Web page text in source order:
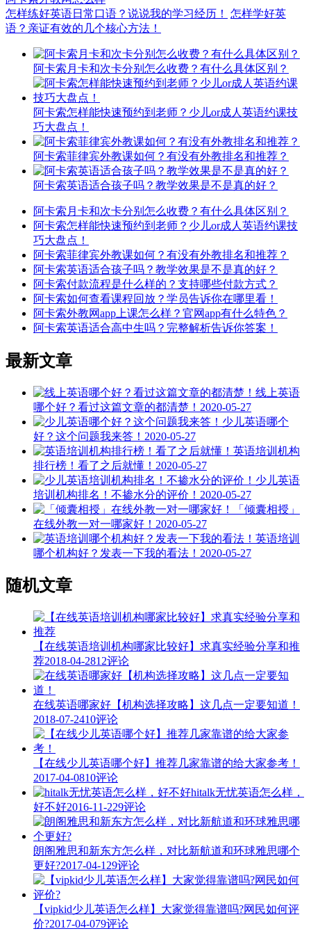
怎样练好英语日常口语？说说我的学习经历！
怎样学好英
语？亲证有效的几个核心方法！
阿卡索月卡和次卡分别怎么收费？有什么具体区别？
阿卡索怎样能快速预约到老师？少儿or成人英语约课技
巧大盘点！
阿卡索菲律宾外教课如何？有没有外教排名和推荐？
阿卡索英语适合孩子吗？教学效果是不是真的好？
阿卡索月卡和次卡分别怎么收费？有什么具体区别？
阿卡索怎样能快速预约到老师？少儿or成人英语约课技
巧大盘点！
阿卡索菲律宾外教课如何？有没有外教排名和推荐？
阿卡索英语适合孩子吗？教学效果是不是真的好？
阿卡索付款流程是什么样的？支持哪些付款方式？
阿卡索如何查看课程回放？学员告诉你在哪里看！
阿卡索外教网app上课怎么样？官网app有什么特色？
阿卡索英语适合高中生吗？完整解析告诉你答案！
最新文章
线上英语
哪个好？看过这篇文章的都清楚！ 2020-05-27
少儿英语哪个
好？这个问题我来答！ 2020-05-27
英语培训机构
排行榜！看了之后就懂！ 2020-05-27
少儿英语
培训机构排名！不掺水分的评价！ 2020-05-27
「倾囊相授」
在线外教一对一哪家好！ 2020-05-27
英语培训
哪个机构好？发表一下我的看法！ 2020-05-27
随机文章
【在线英语培训机构哪家比较好】求真实经验分享和推
荐2018-04-2812评论
在线英语哪家好【机构选择攻略】这几点一定要知道！
2018-07-2410评论
【在线少儿英语哪个好】推荐几家靠谱的给大家参考！
2017-04-0810评论
hitalk无忧英语怎么样，
好不好2016-11-229评论
朗阁雅思和新东方怎么样，对比新航道和环球雅思哪个
更好?2017-04-129评论
【vipkid少儿英语怎么样】大家觉得靠谱吗?网民如何评
价?2017-04-079评论